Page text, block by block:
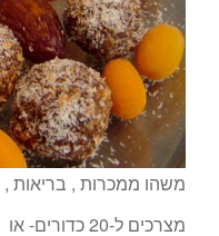
משהו ממכרות , בריאות
מצרכים ל-20 כדורים- או נקניק.